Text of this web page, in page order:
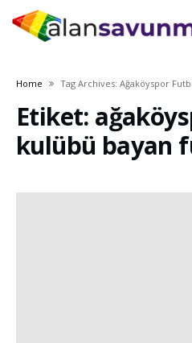
Home Tag Archives: Ağaköyspor
Etiket:
kulübü bayan